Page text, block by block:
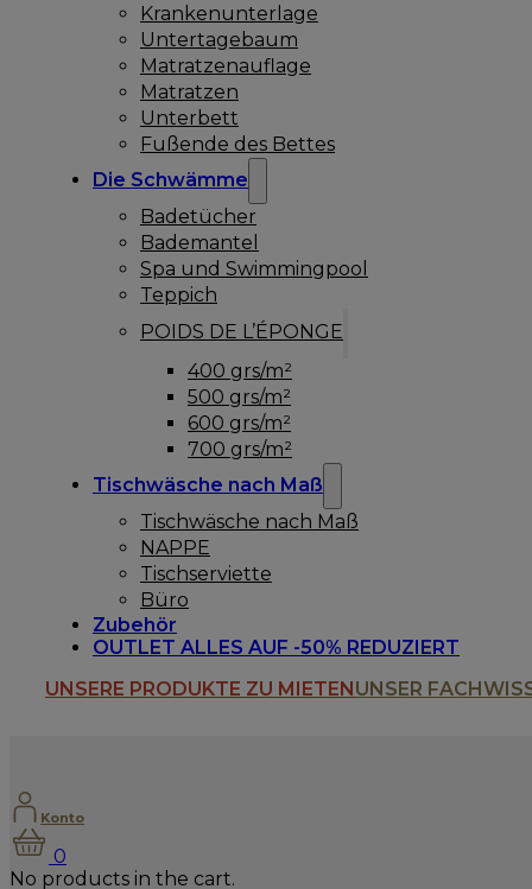
Krankenunterlage
Untertagebaum
Matratzenauflage
Matratzen
Unterbett
Fußende des Bettes
Die Schwämme
Badetücher
Bademantel
Spa und Swimmingpool
Teppich
POIDS DE L’ÉPONGE
400 grs/m²
500 grs/m²
600 grs/m²
700 grs/m²
Tischwäsche nach Maß
Tischwäsche nach Maß
NAPPE
Tischserviette
Büro
Zubehör
OUTLET ALLES AUF -50% REDUZIERT
UNSERE PRODUKTE ZU MIETENUNSER
Konto
0
No products in the cart.